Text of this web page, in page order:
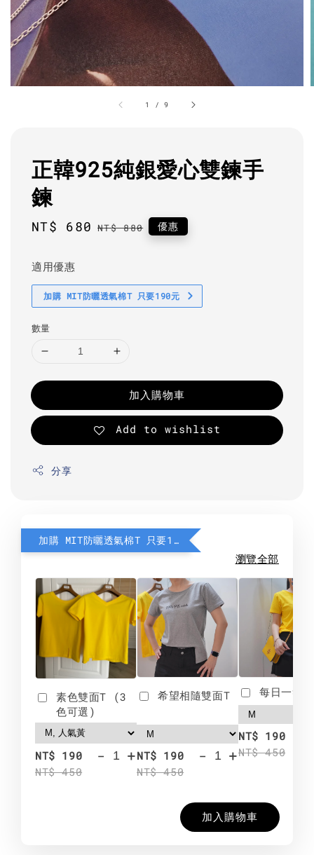
1 /9
正韓925純銀愛心雙鍊手
鍊
Sale
NT$ 680 Regular
NT$ 880 優惠
適用優惠
加購 MIT防曬透氣棉T 只要190元
數量
加入購物車
Add to wishlist
分享
加購 MIT防曬透氣棉T 只要190元
瀏覽全部
素色雙面T (3
色可選)
NT$ 190
NT$ 450
- +
希望相隨雙面T
NT$ 190
NT$ 450
- +
每日一笑
NT$ 190
NT$ 450
加入購物車